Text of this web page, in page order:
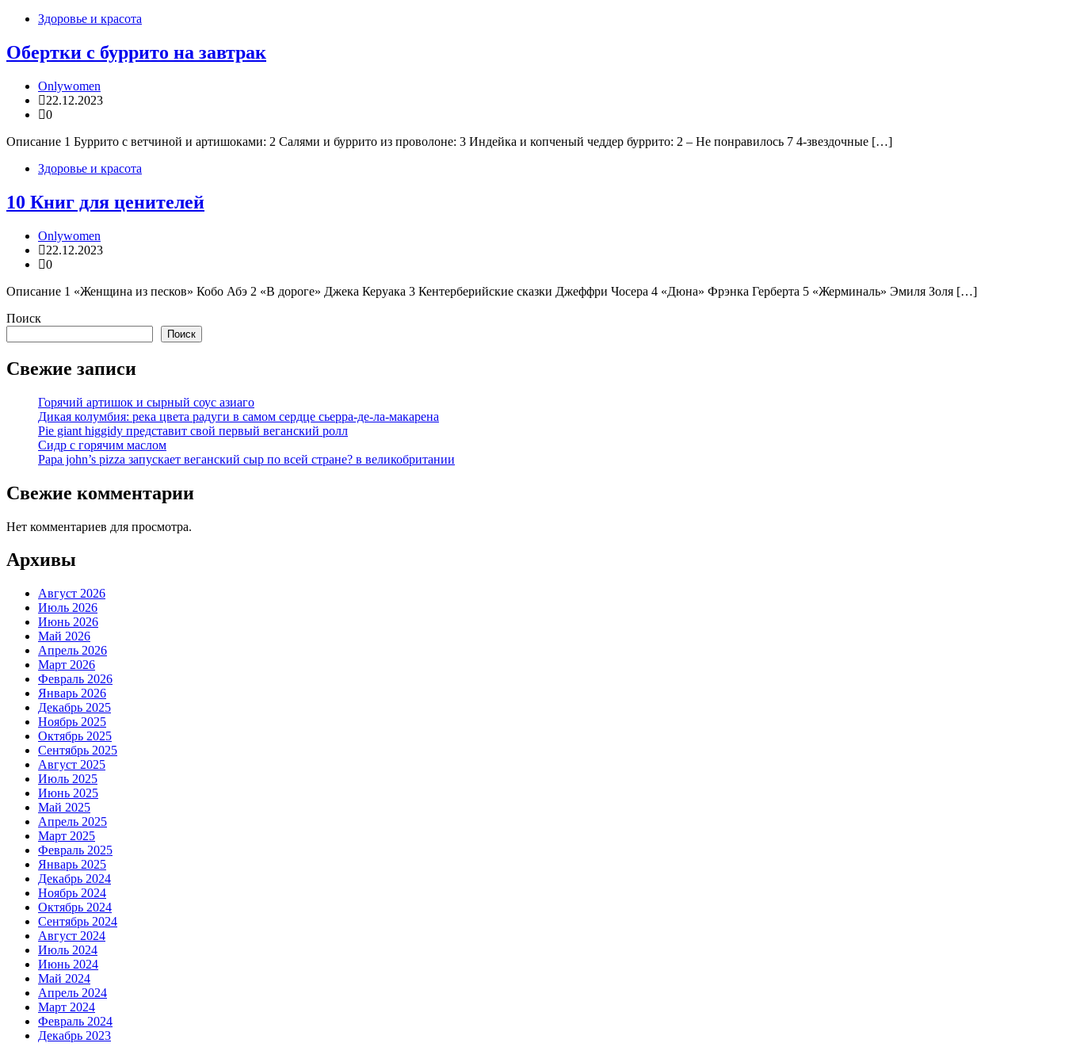
Здоровье и красота
Обертки с буррито на завтрак
Onlywomen
22.12.2023
0
Описание 1 Буррито с ветчиной и артишоками: 2 Салями и буррито из проволоне: 3 Индейка и копченый чеддер буррито: 2 – Не понравилось 7 4-звездочные […]
Здоровье и красота
10 Книг для ценителей
Onlywomen
22.12.2023
0
Описание 1 «Женщина из песков» Кобо Абэ 2 «В дороге» Джека Керуака 3 Кентерберийские сказки Джеффри Чосера 4 «Дюна» Фрэнка Герберта 5 «Жерминаль» Эмиля Золя […]
Поиск
Поиск
Свежие записи
Горячий артишок и сырный соус азиаго
Дикая колумбия: река цвета радуги в самом сердце сьерра-де-ла-макарена
Pie giant higgidy представит свой первый веганский ролл
Сидр с горячим маслом
Papa john’s pizza запускает веганский сыр по всей стране? в великобритании
Свежие комментарии
Нет комментариев для просмотра.
Архивы
Август 2026
Июль 2026
Июнь 2026
Май 2026
Апрель 2026
Март 2026
Февраль 2026
Январь 2026
Декабрь 2025
Ноябрь 2025
Октябрь 2025
Сентябрь 2025
Август 2025
Июль 2025
Июнь 2025
Май 2025
Апрель 2025
Март 2025
Февраль 2025
Январь 2025
Декабрь 2024
Ноябрь 2024
Октябрь 2024
Сентябрь 2024
Август 2024
Июль 2024
Июнь 2024
Май 2024
Апрель 2024
Март 2024
Февраль 2024
Декабрь 2023